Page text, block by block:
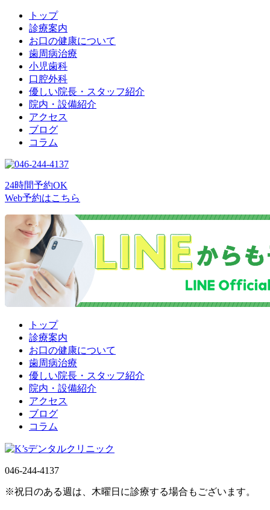
トップ
診療案内
お口の健康について
歯周病治療
小児歯科
口腔外科
優しい院長・スタッフ紹介
院内・設備紹介
アクセス
ブログ
コラム
24時間予約OK
Web予約はこちら
トップ
診療案内
お口の健康について
歯周病治療
優しい院長・スタッフ紹介
院内・設備紹介
アクセス
ブログ
コラム
046-244-4137
※祝日のある週は、木曜日に診療する場合もございます。